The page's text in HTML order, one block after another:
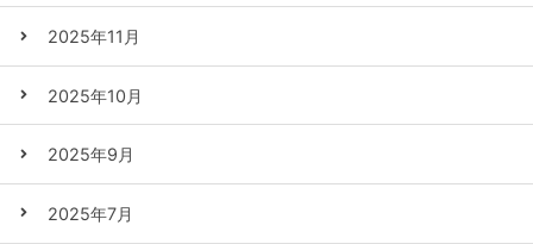
2025年11月
2025年10月
2025年9月
2025年7月